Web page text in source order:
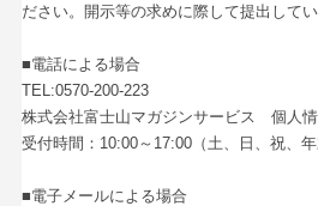
ださい。開示等の求めに際して提出して
■電話による場合
TEL:0570-200-223
株式会社富士山マガジンサービス 個人
受付時間：10:00～17:00（土、日、祝、年
■電子メールによる場合